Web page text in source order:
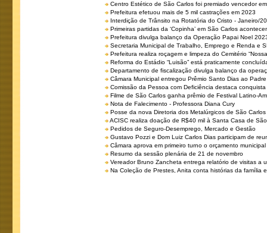
Centro Estético de São Carlos foi premiado vencedor
Prefeitura efetuou mais de 5 mil castrações em 2023
Interdição de Trânsito na Rotatória do Cristo - Janeiro/
Primeiras partidas da ‘Copinha’ em São Carlos
Prefeitura divulga balanço da Operação Papai Noel
Secretaria Municipal de Trabalho, Emprego e Renda e
Prefeitura realiza roçagem e limpeza do Cemitério
Reforma do Estádio “Luisão” está praticamente
Departamento de fiscalização divulga balanço da
Câmara Municipal entregou Prêmio Santo Dias ao
Comissão da Pessoa com Deficiência destaca
Filme de São Carlos ganha prêmio de Festival Latino-
Nota de Falecimento - Professora Diana Cury
Posse da nova Diretoria dos Metalúrgicos de São
ACISC realiza doação de R$40 mil à Santa Casa de
Pedidos de Seguro-Desemprego, Mercado e Gestão
Gustavo Pozzi e Dom Luiz Carlos Dias participam de
Câmara aprova em primeiro turno o orçamento
Resumo da sessão plenária de 21 de novembro
Vereador Bruno Zancheta entrega relatório de visitas a
Na Coleção de Prestes, Anita conta histórias da família